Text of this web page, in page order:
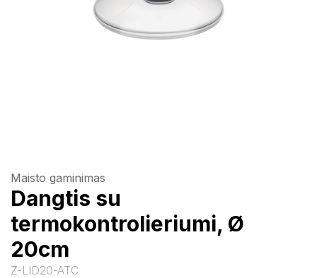
Maisto gaminimas
Dangtis su
termokontrolieriumi, Ø
20cm
Z-LID20-ATC